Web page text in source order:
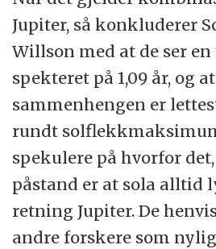
Jupiter, så konkluderer
Willson med at de ser
spekteret på 1,09 år, og at
sammenhengen er
rundt
spekulere på hvorfor
påstand er at sola alltid
retning Jupiter. De
andre forskere som